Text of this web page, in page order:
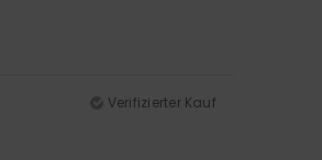
Verifizierter Kauf